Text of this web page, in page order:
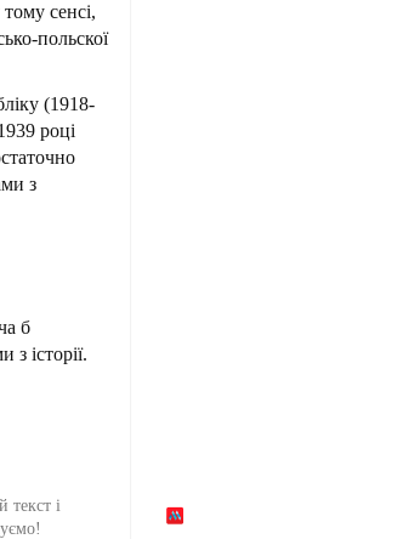
сенсі,
польскої
(1918-
році
з
б
історії.
текст і